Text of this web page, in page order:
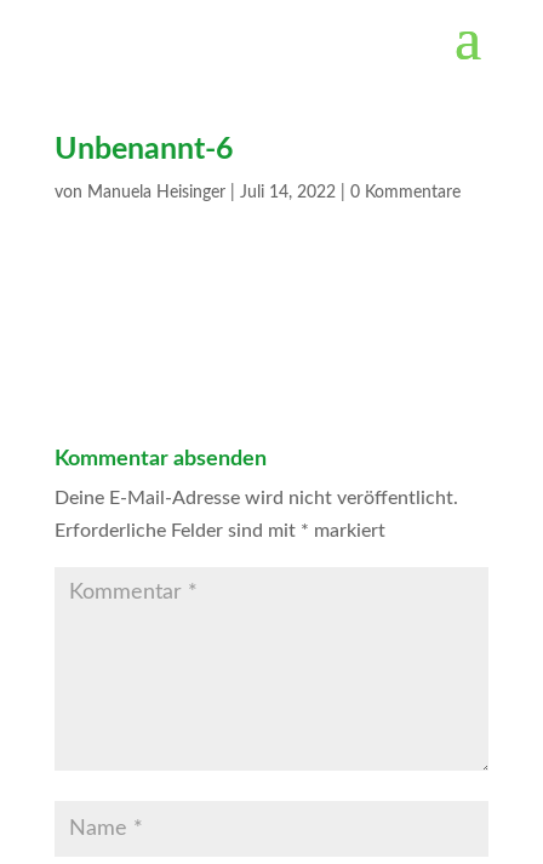
Unbenannt-6
von Manuela Heisinger| Juli 14, 2022| 0 Kommentare
Kommentar absenden
Deine E-Mail-Adresse wird nicht veröffentlicht.
Erforderliche Felder sind mit * markiert